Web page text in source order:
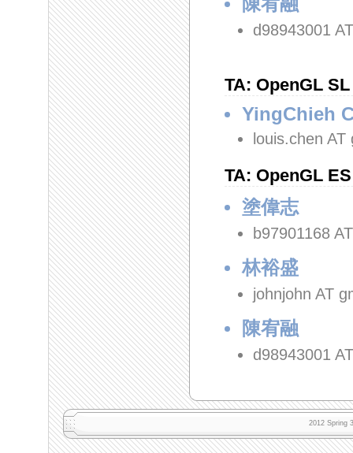
d98943001
TA: OpenGL SL
YingChieh
louis.chen
TA: OpenGL ES
塗偉志
b97901168
林裕盛
johnjohn AT
陳宥融
d98943001
2012 Spring